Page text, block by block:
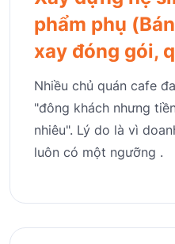
phẩm phụ
xay đóng gói,
Nhiều chủ quán cafe
"đông khách nhưng
nhiêu". Lý do là vì
luôn có một ngưỡng .